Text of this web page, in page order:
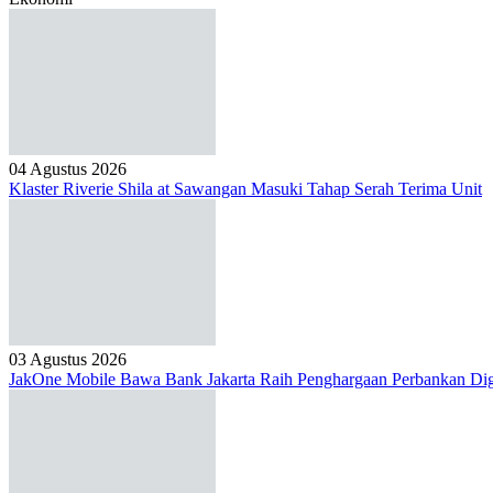
04 Agustus 2026
Klaster Riverie Shila at Sawangan Masuki Tahap Serah Terima Unit
03 Agustus 2026
JakOne Mobile Bawa Bank Jakarta Raih Penghargaan Perbankan